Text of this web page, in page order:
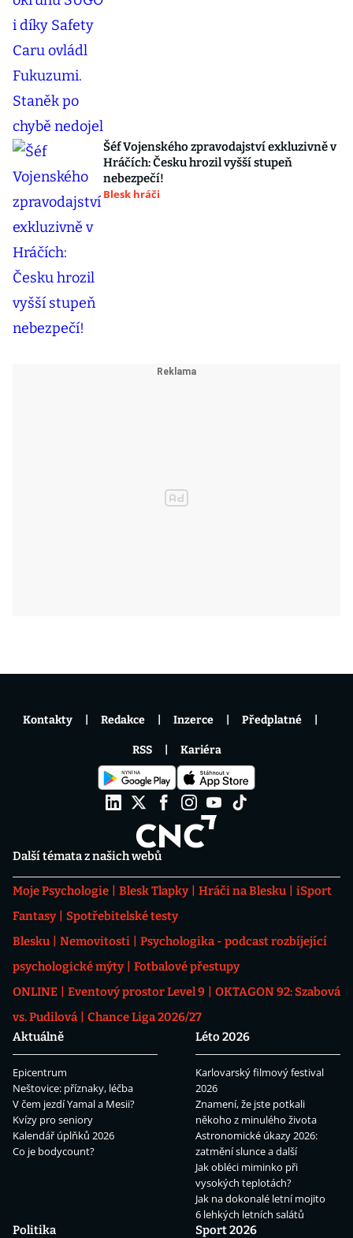
Šéf Vojenského zpravodajství exkluzivně v
Hráčích: Česku hrozil vyšší stupeň
nebezpečí!
Blesk hráči
Další témata z našich webů
Moje Psychologie Blesk Tlapky Hráči na Blesku
iSport
Fantasy
Spotřebitelské testy
Blesku
Nemovitosti
Psychologika - podcast rozbíjející
psychologické mýty
Fotbalové přestupy
ONLINE
Eventový prostor Level 9
OKTAGON 92: Szabová
vs. Pudilová
Chance Liga 2026/27
Aktuálně
Epicentrum
Neštovice: příznaky, léčba
V čem jezdí Yamal a Mesii?
Kvízy pro seniory
Kalendář úplňků 2026
Co je bodycount?
Léto 2026
Karlovarský filmový festival
2026
Znamení, že jste potkali
někoho z minulého života
Astronomické úkazy 2026:
zatmění slunce a další
Jak obléci miminko při
vysokých teplotách?
Jak na dokonalé letní mojito
6 lehkých letních salátů
Politika
Sport 2026
Kontakty Redakce Inzerce Předplatné
RSS Kariéra